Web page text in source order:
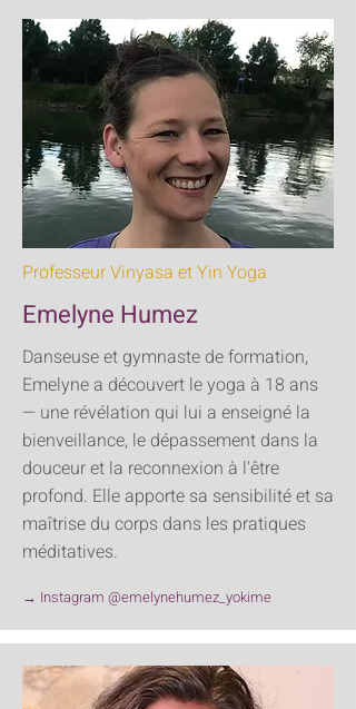
Professeur Vinyasa et Yin Yoga
Emelyne Humez
Danseuse et gymnaste de formation,
Emelyne a découvert le yoga à 18 ans
— une révélation qui lui a enseigné la
bienveillance, le dépassement dans la
douceur et la reconnexion à l'être
profond. Elle apporte sa sensibilité et sa
maîtrise du corps dans les pratiques
méditatives.
→ Instagram @emelynehumez_yokime